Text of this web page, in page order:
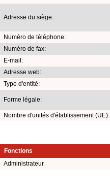
Adresse du siège:
Numéro de téléphone:
Numéro de fax:
E-mail:
Adresse web:
Type d'entité:
Forme légale:
Nombre d'unités d'établissement (UE):
Fonctions
Administrateur